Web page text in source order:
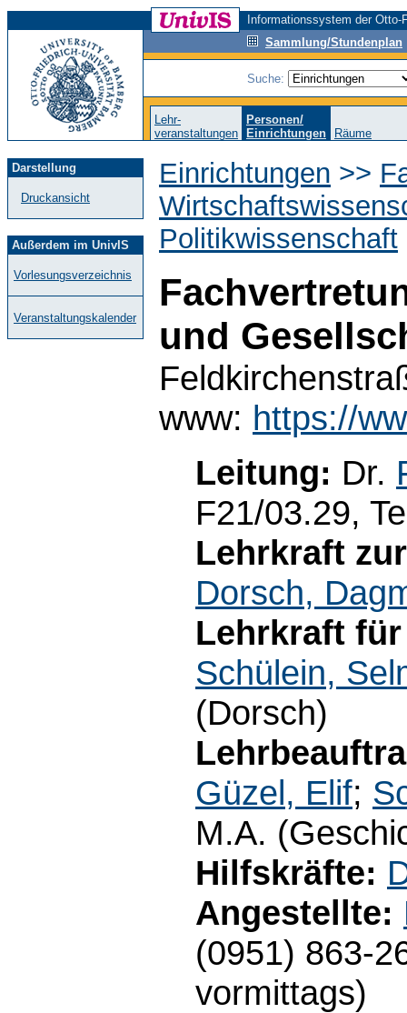
Informationssystem der
Sammlung/Stundenplan
Suche:
Lehr-
veranstaltungen
Personen/
Einrichtungen
Räume
Darstellung
Druckansicht
Außerdem im UnivIS
Vorlesungsverzeichnis
Veranstaltungskalender
Einrichtungen >>
Politikwissenschaft
und
www: https://
Leitung: Dr.
F21/03.29,
Lehrkraft
Dorsch,
Lehrkraft
Schülein,
(Dorsch)
Güzel, Elif;
M.A.
Hilfskräfte:
Angestellte:
(0951) 863-
vormittags)